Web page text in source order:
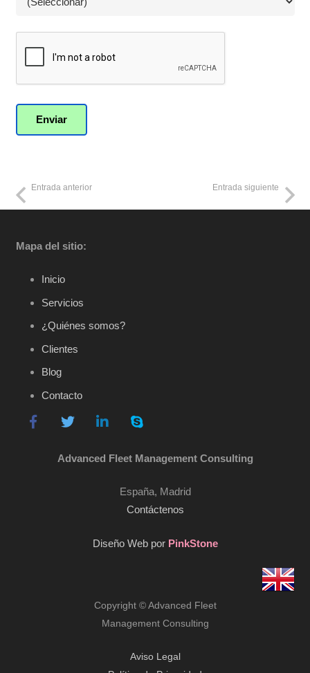
Entrada anterior Entrada siguiente
Mapa del sitio:
Inicio
Servicios
¿Quiénes somos?
Clientes
Blog
Contacto
Advanced Fleet Management Consulting
España, Madrid
Contáctenos
Diseño Web por PinkStone
Copyright © Advanced Fleet
Management Consulting
Aviso Legal